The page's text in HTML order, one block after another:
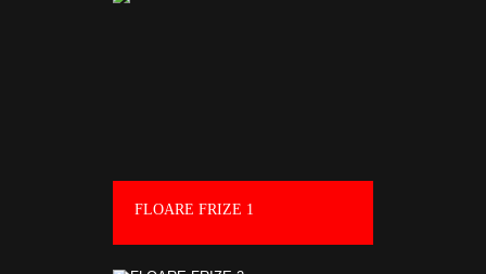
FLOARE FRIZE 1